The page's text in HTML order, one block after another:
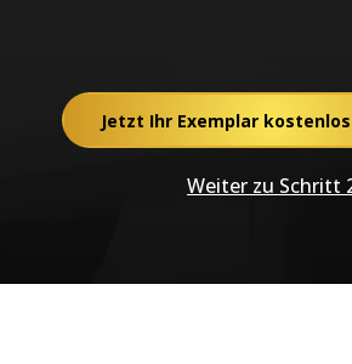
Jetzt Ihr Exemplar
Weiter zu Schritt